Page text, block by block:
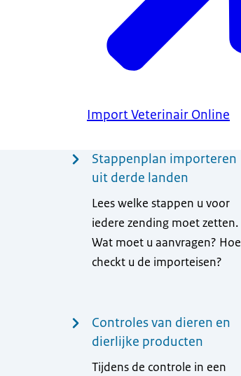
Import Veterinair Online
Stappenplan importeren
uit derde landen
Lees welke stappen u voor
iedere zending moet zetten.
Wat moet u aanvragen? Hoe
checkt u de importeisen?
Controles van dieren en
dierlijke producten
Tijdens de controle in een